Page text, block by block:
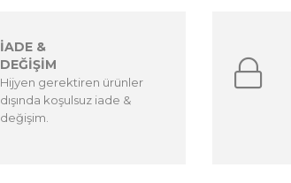
İADE &
DEĞİŞİM
Hijyen gerektiren ürünler
dışında koşulsuz iade &
değişim.